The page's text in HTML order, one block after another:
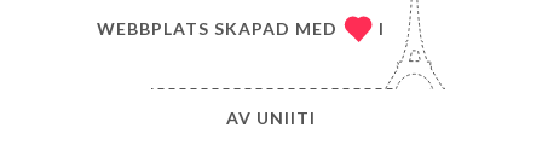
WEBBPLATS SKAPAD MED I
AV UNIITI